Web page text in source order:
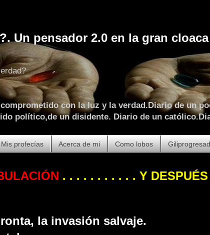
Un pensador 2.0 en la gran
con la luz y la verdad.Diario de un
político,de un disidente. Diario de un
Mis profecías Acerca de mi Como lobos
. . . . . . . . . . . Y DESPUÉS DE
la invasión salvaje.